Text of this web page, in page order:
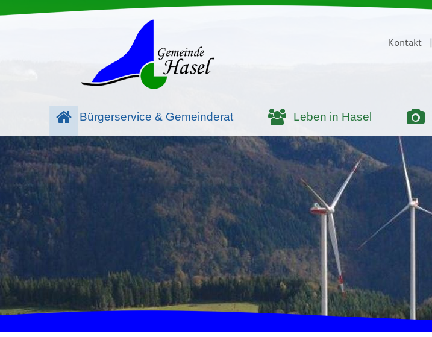
Kontakt |
Bürgerservice & Gemeinderat Leben in Hasel